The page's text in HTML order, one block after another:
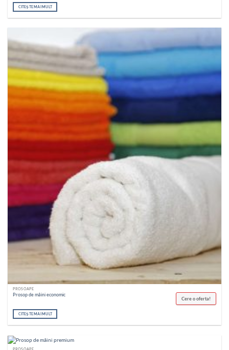
CITEȘTE MAI MULT
PROSOAPE
Prosop de mâini economic
Cere o oferta!
CITEȘTE MAI MULT